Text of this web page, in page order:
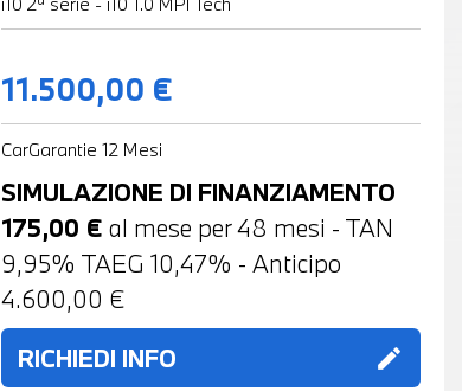
11.500,00 €
CarGarantie 12 Mesi
SIMULAZIONE DI FINANZIAMENTO
175,00 € al mese per48 mesi - TAN
9,95% TAEG 10,47% - Anticipo
4.600,00 €
RICHIEDI INFO
edit